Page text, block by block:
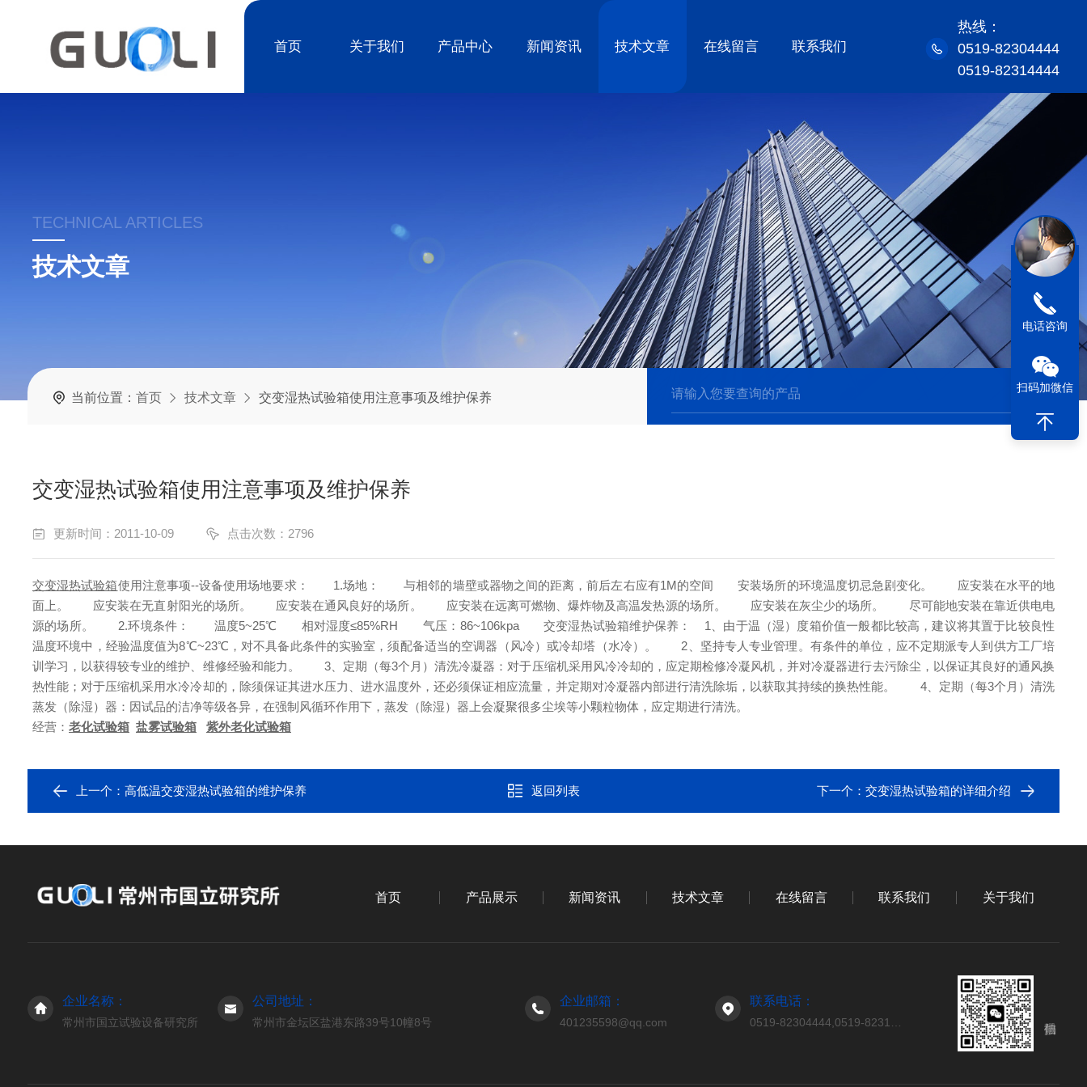
首页 关于我们 产品中心 新闻资讯 技术文章 在线留言 联系我们
热线：
0519-82304444
0519-82314444
TECHNICAL ARTICLES
技术文章
当前位置： 首页 技术文章 交变湿热试验箱使用注意事项及维护保养
交变湿热试验箱使用注意事项及维护保养
更新时间：2011-10-09 点击次数：2796
交变湿热试验箱使用注意事项--设备使用场地要求： 1.场地： 与相邻的墙壁或器物之间的距离，前后左右应有1M的空间 安装场所的环境温度切忌急剧变化。
应安装在水平的地
面上。
应安装在无直射阳光的场所。 应安装在通风良好的场所。 应安装在远离可燃物、爆炸物及高温发热源的场所。 应安装在灰尘少的场所。
尽可能地安装在靠近供电电
源的场所。
2.环境条件： 温度5~25℃ 相对湿度≤85%RH 气压：86~106kpa交变湿热试验箱维护保养：
1、由于温（湿）度箱价值一般都比较高，建议将其置于比较良性
温度环境中，经验温度值为8℃~23℃，对不具备此条件的实验室，须配备适当的空调器（风冷）或冷却塔（水冷）。
2、坚持专人专业管理。有条件的单位，应不定期派专人到供方工厂培
训学习，以获得较专业的维护、维修经验和能力。
3、定期（每3个月）清洗冷凝器：对于压缩机采用风冷冷却的，应定期检修冷凝风机，并对冷凝器进行去污除尘，以保证其良好的通风换
热性能；对于压缩机采用水冷冷却的，除须保证其进水压力、进水温度外，还必须保证相应流量，并定期对冷凝器内部进行清洗除垢，以获取其持续的换热性能。
4、定期（每3个月）清洗
蒸发（除湿）器：因试品的洁净等级各异，在强制风循环作用下，蒸发（除湿）器上会凝聚很多尘埃等小颗粒物体，应定期进行清洗。
经营： 老化试验箱 盐雾试验箱 紫外老化试验箱
上一个： 高低温交变湿热试验箱的维护保养 返回列表 下一个：交变湿热试验箱的详细介绍
首页 产品展示 新闻资讯 技术文章 在线留言 联系我们 关于我们
企业名称：
常州市国立试验设备研究所
公司地址：
常州市金坛区盐港东路39号10幢8号
企业邮箱：
401235598@qq.com
联系电话：
电话咨询
扫码加微信